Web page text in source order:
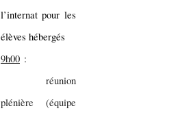
l’internat pour les
élèves hébergés
9h00 :
réunion
plénière (équipe